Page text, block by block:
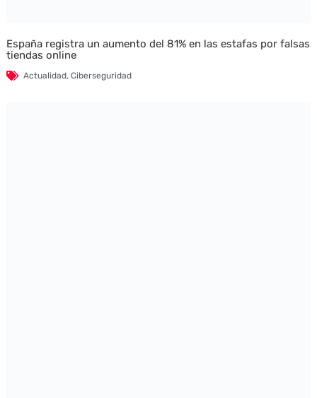
España registra un aumento del 81% en las estafas por falsas
tiendas online
Actualidad, Ciberseguridad